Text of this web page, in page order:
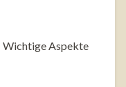
Wichtige Aspekte